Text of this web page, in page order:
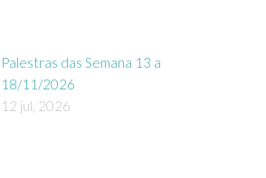
Palestras das Semana 13 a
18/11/2026
12 jul, 2026